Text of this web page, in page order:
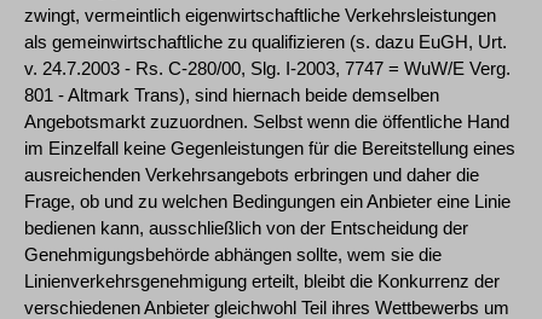
zwingt, vermeintlich eigenwirtschaftliche Verkehrsleistungen
als gemeinwirtschaftliche zu qualifizieren (s. dazu EuGH, Urt.
v. 24.7.2003 - Rs. C-280/00, Slg. I-2003, 7747 = WuW/E Verg.
801 - Altmark Trans), sind hiernach beide demselben
Angebotsmarkt zuzuordnen. Selbst wenn die öffentliche Hand
im Einzelfall keine Gegenleistungen für die Bereitstellung eines
ausreichenden Verkehrsangebots erbringen und daher die
Frage, ob und zu welchen Bedingungen ein Anbieter eine Linie
bedienen kann, ausschließlich von der Entscheidung der
Genehmigungsbehörde abhängen sollte, wem sie die
Linienverkehrsgenehmigung erteilt, bleibt die Konkurrenz der
verschiedenen Anbieter gleichwohl Teil ihres Wettbewerbs um